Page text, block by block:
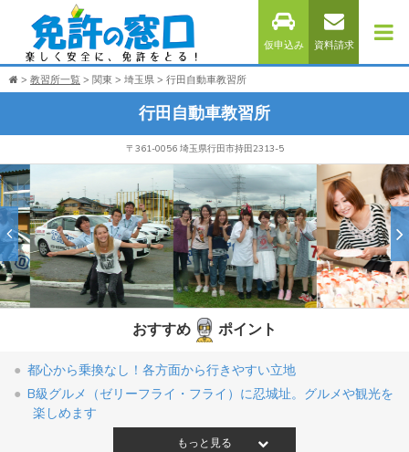
仮申込み 資料請求
教習所一覧 関東 埼玉県 行田自動車教習所
行田自動車教習所
〒361-0056 埼玉県行田市持田2313-5
おすすめ ポイント
都心から乗換なし！各方面から行きやすい立地
B級グルメ（ゼリーフライ・フライ）に忍城址。グルメや観光を
楽しめます
もっと見る